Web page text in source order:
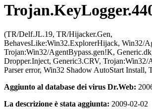
(TR/Delf.JL.19, TR/Hijacker.Gen,
BehavesLike:Win32.ExplorerHijack, Win32/
Trojan:Win32/AgentBypass.gen!K,
Dropper.Inject, Generic3.CRV, Trojan:Win32/
Parser error, Win32 Shadow AutoStart Install,
Aggiunto al database dei virus Dr.Web:
La descrizione è stata aggiunta: 2009-02-02